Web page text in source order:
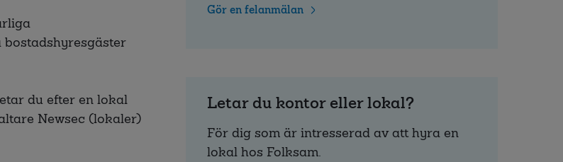
du efter en lokal
Newsec (lokaler)
Gör en felanmälan
Letar du kontor eller lokal?
För dig som är intresserad av att hyra en
lokal hos Folksam.